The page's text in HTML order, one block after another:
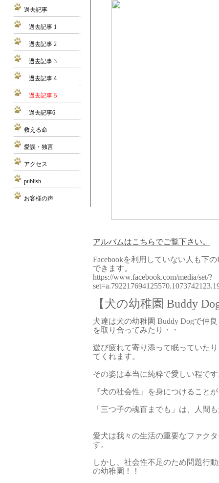
過去記事
過去記事 1
過去記事 2
過去記事 3
過去記事４
過去記事５
過去記事6
救える命
愛誤・独言
アクセス
publish
お客様の声
アルバムはこちらでご覧下さい。
Facebookを利用していない人も下
できます。
https://www.facebook.com/media/set/?
【犬の幼稚園 Buddy
犬達は犬の幼稚園 Buddy Dogで仲
を取り合ってみたり・・
遊び疲れて寄り添って眠っていた
てくれます。
その姿は本当に純粋で愛しい程で
『犬の社会性』を身につけること
「三つ子の魂百までも」は、人間
愛犬は我々の生活の重要なファク
す。
しかし、社会性不足のため問題行
の幼稚園！！